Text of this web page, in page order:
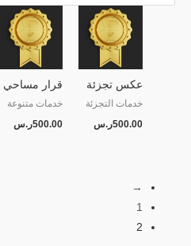
عكس تجزئة
خدمات التجزئة
500.00ر.س
قرار مساحي
خدمات متنوعة
500.00ر.س
→
1
2